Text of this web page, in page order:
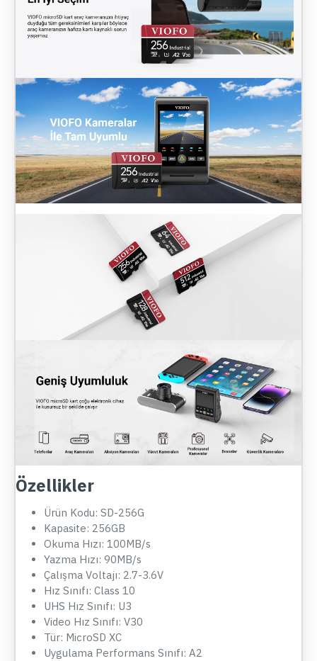
Özellikler
Ürün Kodu: SD-256G
Kapasite: 256GB
Okuma Hızı: 100MB/s
Yazma Hızı: 90MB/s
Çalışma Voltajı: 2.7-3.6V
Hız Sınıfı: Class 10
UHS Hız Sınıfı: U3
Video Hız Sınıfı: V30
Tür: MicroSD XC
Uygulama Performans Sınıfı: A2